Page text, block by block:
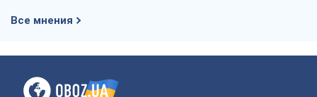
Все мнения